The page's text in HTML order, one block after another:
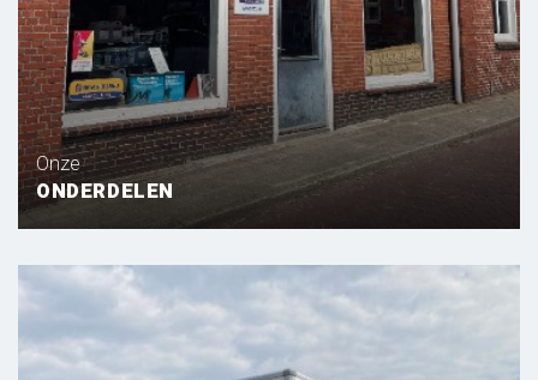
Onze
ONDERDELEN